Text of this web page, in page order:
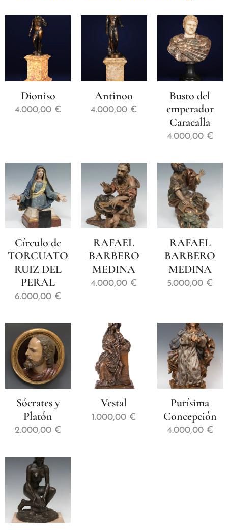
Dioniso
4.000,00 €
Antinoo
4.000,00 €
Busto del
emperador
Caracalla
4.000,00€
Círculo de
TORCUATO
RUIZ DEL
PERAL
6.000,00 €
RAFAEL
BARBERO
MEDINA
4.000,00 €
RAFAEL
BARBERO
MEDINA
5.000,00 €
Sócrates y
Platón
2.000,00 €
Vestal
1.000,00 €
Purísima
Concepción
4.000,00€